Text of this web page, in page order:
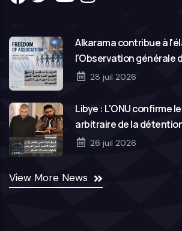
Alkarama contribue à
l'Observation générale
droits de l'homme des
28 juil 2026
Libye : L'ONU confirme
arbitraire de la
Hassan Salem et de son
26 juil 2026
View More News